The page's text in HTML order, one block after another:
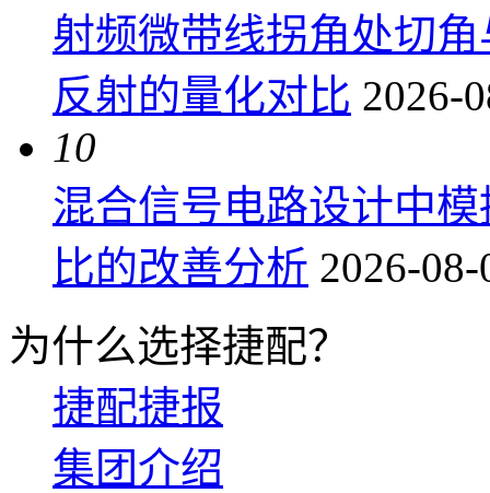
射频微带线拐角处切
反射的量化对比 2026-
10
混合信号电路设计中
比的改善分析 2026-
为什么选择捷配？
捷配捷报
集团介绍